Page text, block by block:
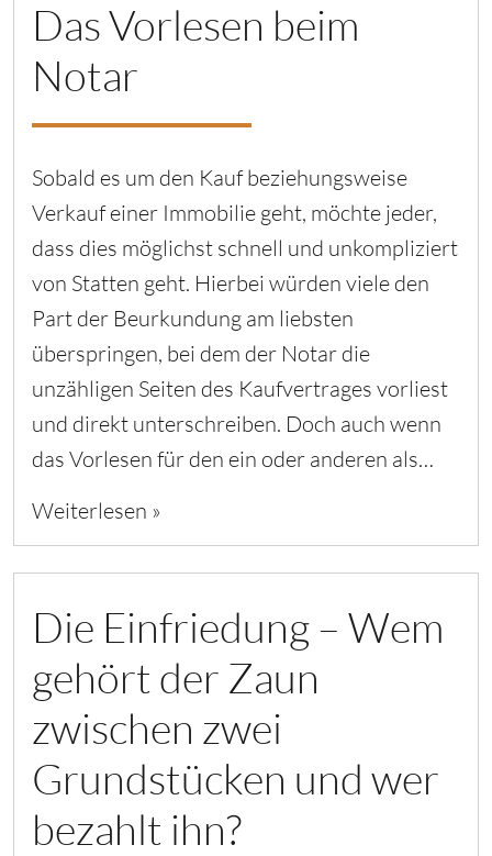
Das Vorlesen beim
Notar
Sobald es um den Kauf beziehungsweise
Verkauf einer Immobilie geht, möchte jeder,
dass dies möglichst schnell und unkompliziert
von Statten geht. Hierbei würden viele den
Part der Beurkundung am liebsten
überspringen, bei dem der Notar die
unzähligen Seiten des Kaufvertrages vorliest
und direkt unterschreiben. Doch auch wenn
das Vorlesen für den ein oder anderen als…
Weiterlesen »
Die Einfriedung – Wem
gehört der Zaun
zwischen zwei
Grundstücken und wer
bezahlt ihn?